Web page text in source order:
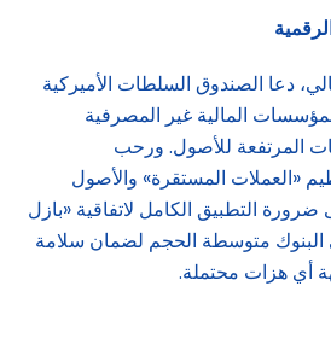
دعا الصندوق السلطات الأميركية
المالية غير المصرفية
المرتفعة للأصول. ورحب
«العملات المستقرة» والأصول
التطبيق الكامل لاتفاقية «بازل
البنوك متوسطة الحجم لضمان سلامة
أي هزات محتملة.